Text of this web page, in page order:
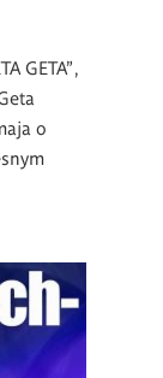
GETA",
o